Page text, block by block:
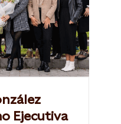
Ejecutiva